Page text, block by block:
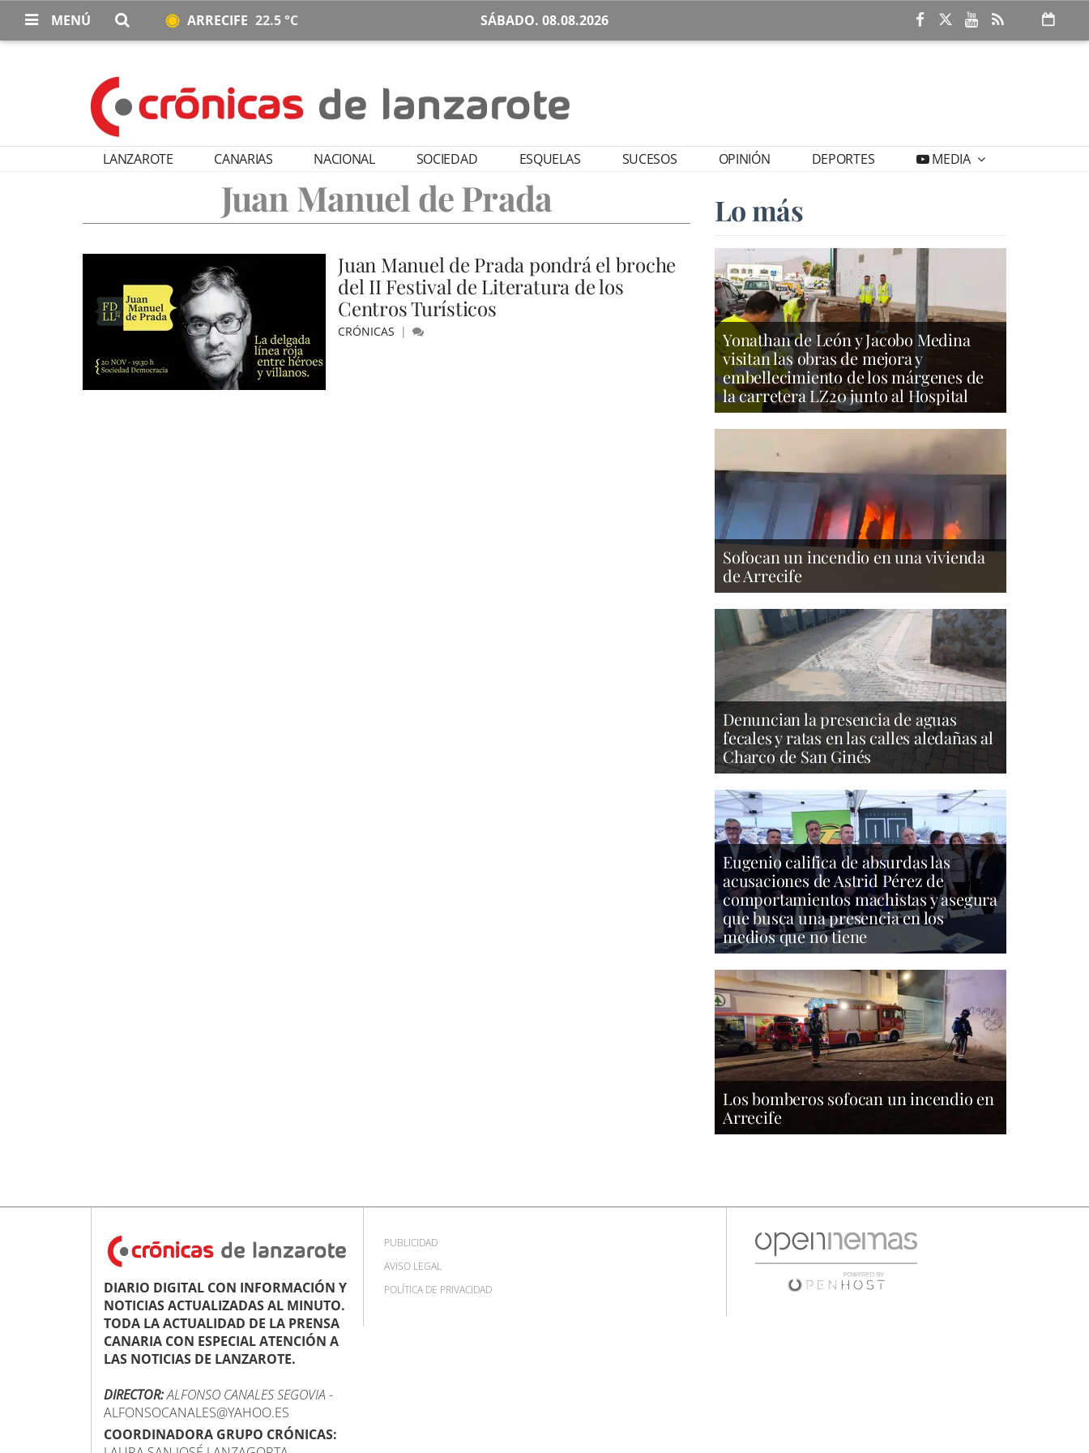
MENÚ ARRECIFE 22.5 °C SÁBADO. 08.08.2026
LANZAROTE CANARIAS NACIONAL SOCIEDAD ESQUELAS SUCESOS OPINIÓN DEPORTES MEDIA
Juan Manuel de Prada
Juan Manuel de Prada pondrá el broche
del II Festival de Literatura de los
Centros Turísticos
CRÓNICAS
Lo más
Yonathan de León y Jacobo Medina
visitan las obras de mejora y
embellecimiento de los márgenes de
la carretera LZ20 junto al Hospital
Sofocan un incendio en una vivienda
de Arrecife
Denuncian la presencia de aguas
fecales y ratas en las calles aledañas al
Charco de San Ginés
Eugenio califica de absurdas las
acusaciones de Astrid Pérez de
comportamientos machistas y asegura
que busca una presencia en los
medios que no tiene
Los bomberos sofocan un incendio en
Arrecife
DIARIO DIGITAL CON INFORMACIÓN Y
NOTICIAS ACTUALIZADAS AL MINUTO.
TODA LA ACTUALIDAD DE LA PRENSA
CANARIA CON ESPECIAL ATENCIÓN A
LAS NOTICIAS DE LANZAROTE.
DIRECTOR:ALFONSO CANALES SEGOVIA -
ALFONSOCANALES@YAHOO.ES
COORDINADORA GRUPO CRÓNICAS:
PUBLICIDAD
AVISO LEGAL
POLÍTICA DE PRIVACIDAD